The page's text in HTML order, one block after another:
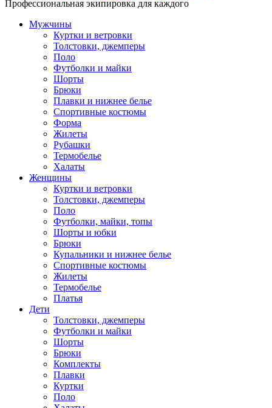
Профессиональная экипировка для каждого
Мужчины
Куртки и ветровки
Толстовки, джемперы
Поло
Футболки и майки
Шорты
Брюки
Плавки и нижнее белье
Спортивные костюмы
Форма
Жилеты
Рубашки
Термобелье
Халаты
Женщины
Куртки и ветровки
Толстовки, джемперы
Поло
Футболки, майки, топы
Шорты и юбки
Брюки
Купальники и нижнее белье
Спортивные костюмы
Жилеты
Термобелье
Платья
Дети
Толстовки, джемперы
Футболки и майки
Шорты
Брюки
Комплекты
Плавки
Куртки
Поло